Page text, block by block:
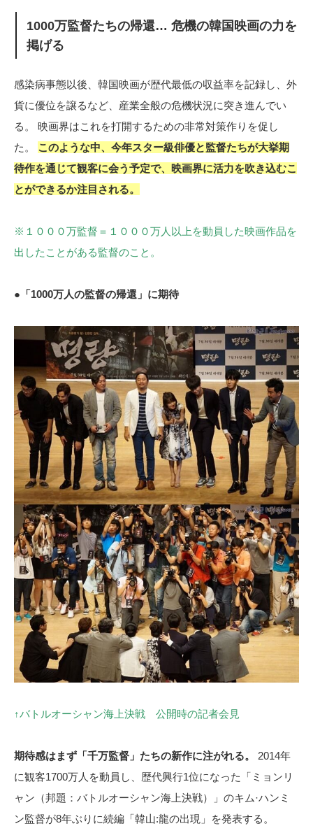
1000万監督たちの帰還… 危機の韓国映画の力を
掲げる
感染病事態以後、韓国映画が歴代最低の収益率を記録し、外
貨に優位を譲るなど、産業全般の危機状況に突き進んでい
る。 映画界はこれを打開するための非常対策作りを促し
た。 このような中、今年スター級俳優と監督たちが大挙期
待作を通じて観客に会う予定で、映画界に活力を吹き込むこ
とができるか注目される。
※１０００万監督＝１０００万人以上を動員した映画作品を
出したことがある監督のこと。
●「1000万人の監督の帰還」に期待
↑バトルオーシャン海上決戦 公開時の記者会見
期待感はまず「千万監督」たちの新作に注がれる。
2014年
に観客1700万人を動員し、歴代興行1位になった「ミョンリ
ャン（邦題：バトルオーシャン海上決戦）」のキム·ハンミ
ン監督が8年ぶりに続編「韓山:龍の出現」を発表する。